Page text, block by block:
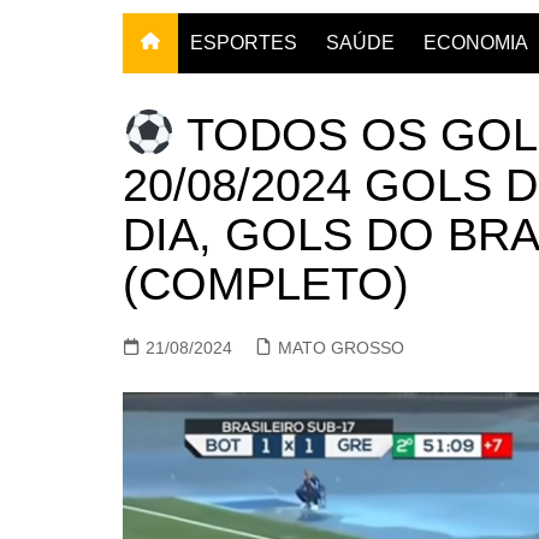
ESPORTES SAÚDE ECONOMIA
TODOS OS
20/08/2024 GOLS
DIA, GOLS DO
(COMPLETO)
21/08/2024 MATO GROSSO